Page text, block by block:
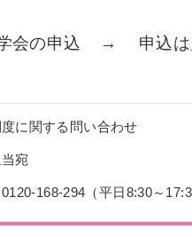
学会の申込 → 申込は
に関する問い合わせ
宛
168-294（平日8:30～